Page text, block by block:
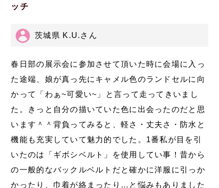
ッチ
茨城県 K.U.さん
春日部の展示会に参加させて頂いた時に会場に入っ
た途端、娘が真っ先にキャメル色のランドセルに向
かって「わぁ~可愛い~」と言って走ってきいまし
た。きっと自分の描いていた色に出会ったのだと思
います＾＾背負ってみると、軽さ・丈夫さ・防水と
機能も充実していて魅力的でした。1番私が目を引
いたのは「ギボシベルト」を使用してい事！昔から
の一般的なバックルベルトだと確かに洋服に引っか
かったり、巾着が絡まったり…と悩みもありました